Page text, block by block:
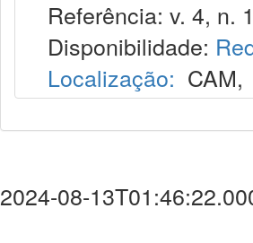
Referência: v. 4, n.
Disponibilidade:
Localização: CAM,
2024-08-